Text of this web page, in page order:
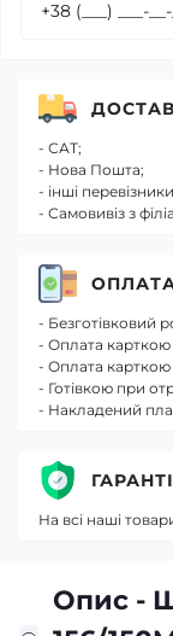
Опис -
- САТ;
- Нова Пошта;
- інші
- Самовивіз з
- Безготівковий
- Оплата карткою
- Оплата
- Готівкою при
- Накладений
На всі наші